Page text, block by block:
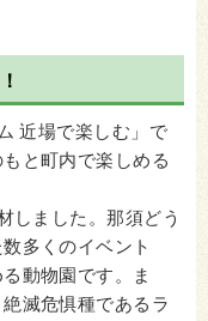
近場で楽しむ」で
と町内で楽しめる
しました。那須どう
多くのイベント
動物園です。ま
滅危惧種であるラ